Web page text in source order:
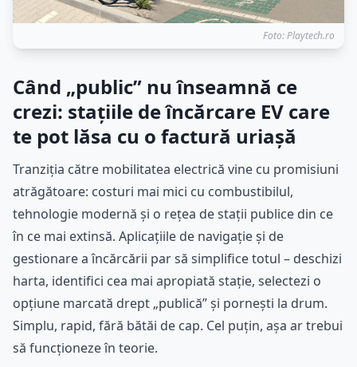
Foto: Playtech.ro
Când „public” nu înseamnă ce
crezi: stațiile de încărcare EV care
te pot lăsa cu o factură uriașă
Tranziția către mobilitatea electrică vine cu promisiuni
atrăgătoare: costuri mai mici cu combustibilul,
tehnologie modernă și o rețea de stații publice din ce
în ce mai extinsă. Aplicațiile de navigație și de
gestionare a încărcării par să simplifice totul – deschizi
harta, identifici cea mai apropiată stație, selectezi o
opțiune marcată drept „publică” și pornești la drum.
Simplu, rapid, fără bătăi de cap. Cel puțin, așa ar trebui
să funcționeze în teorie.